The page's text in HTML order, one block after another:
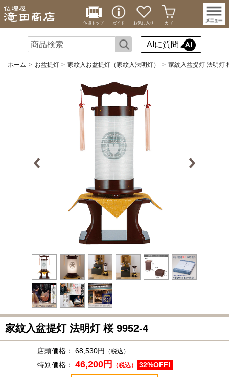
仏壇トップ ガイド お気に入り カゴ
AIに質問
ホーム お盆提灯 家紋入お盆提灯（家紋入法明灯） 家紋入盆提灯 法明灯
家紋入盆提灯 法明灯 桜 9952-4
店頭価格： 68,530円 （税込）
特別価格： 46,200円 （税込） 32%OFF!